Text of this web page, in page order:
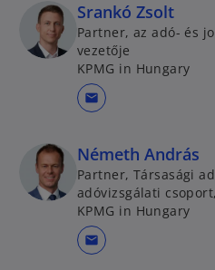
Srankó Zsolt
Partner, az adó- és
vezetője
KPMG in Hungary
mail
Németh András
Partner, Társasági
adóvizsgálati
KPMG in Hungary
mail